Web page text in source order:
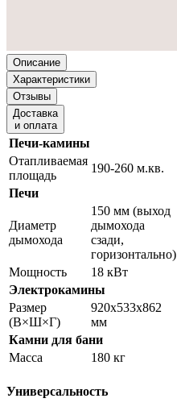
Описание
Характеристики
Отзывы
Доставка
и оплата
Печи-камины
Отапливаемая
площадь
190-260 м.кв.
Печи
Диаметр
дымохода
150 мм (выход
дымохода
сзади,
горизонтально)
Мощность
18 кВт
Электрокамины
Размер
(В×Ш×Г)
920x533x862
мм
Камни для бани
Масса
180 кг
Универсальность